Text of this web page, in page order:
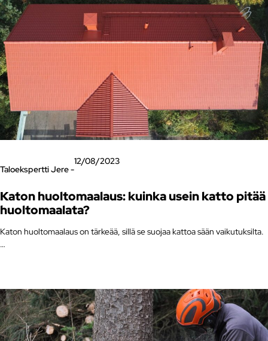
Taloekspertti Jere -
12/08/2023
Katon huoltomaalaus: kuinka usein katto pitää
huoltomaalata?
Katon huoltomaalaus on tärkeää, sillä se suojaa kattoa sään vaikutuksilta.
…